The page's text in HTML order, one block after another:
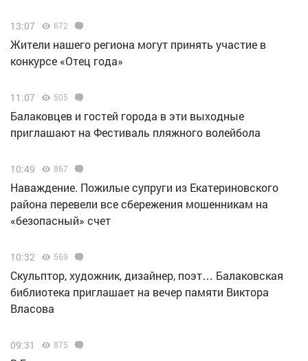
13:07 672
Жители нашего региона могут принять участие в
конкурсе «Отец года»
11:07 505
Балаковцев и гостей города в эти выходные
приглашают на Фестиваль пляжного волейбола
10:49 867
Наваждение. Пожилые супруги из Екатериновского
района перевели все сбережения мошенникам на
«безопасный» счет
10:32 569
Скульптор, художник, дизайнер, поэт… Балаковская
библиотека приглашает на вечер памяти Виктора
Власова
09:31 875